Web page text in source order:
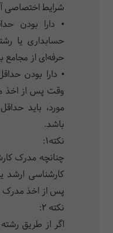
شرایط اختصاصی
• دارا بودن
حسابداری یا
حرفه‌ای از مجامع
• دارا بودن
وقت پس از اخذ
مورد، باید
باشد.
نکته1:
چنانچه مدرک
کارشناسی ارشد
پس از اخذ مدرک
نکته 2:
اگر از طریق